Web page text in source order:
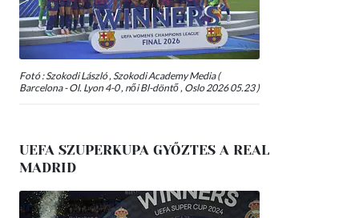
Fotó : Szokodi László , Szokodi Academy Media (
Barcelona - Ol. Lyon 4-0 , női Bl-döntő , Oslo 2026 05.23 )
UEFA SZUPERKUPA GYŐZTES A REAL
MADRID